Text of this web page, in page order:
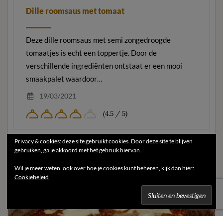
Dille roomsaus met tomaat
Deze dille roomsaus met semi zongedroogde
tomaatjes is echt een toppertje. Door de
verschillende ingrediënten ontstaat er een mooi
smaakpalet waardoor…
19/03/2021
(4.5 / 5)
Privacy & cookies: deze site gebruikt cookies. Door deze site te blijven
gebruiken, ga je akkoord met het gebruik hiervan.
Wil je meer weten, ook over hoe je cookies kunt beheren, kijk dan hier:
Cookiebeleid